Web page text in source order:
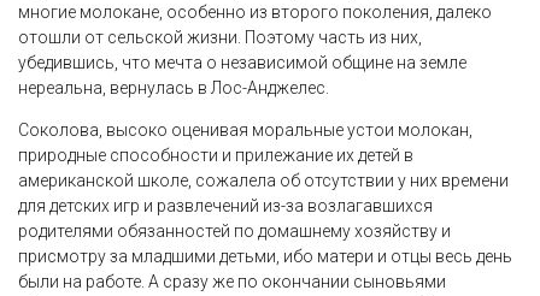
многие молокане, особенно из второго поколения, далеко
отошли от сельской жизни. Поэтому часть из них,
убедившись, что мечта о независимой общине на земле
нереальна, вернулась в Лос-Анджелес.
Соколова, высоко оценивая моральные устои молокан,
природные способности и прилежание их детей в
американской школе, сожалела об отсутствии у них времени
для детских игр и развлечений из-за возлагавшихся
родителями обязанностей по домашнему хозяйству и
присмотру за младшими детьми, ибо матери и отцы весь день
были на работе. А сразу же по окончании сыновьями